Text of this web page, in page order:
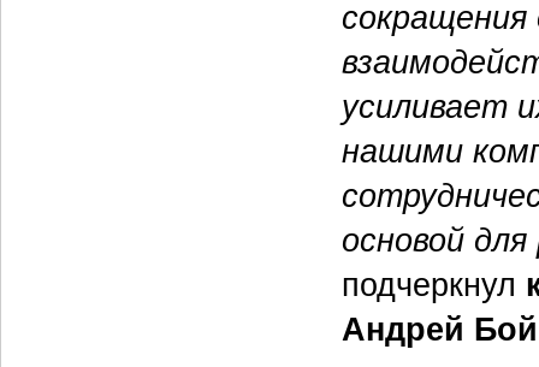
усиливает
нашими
основой
подчеркнул
Андрей